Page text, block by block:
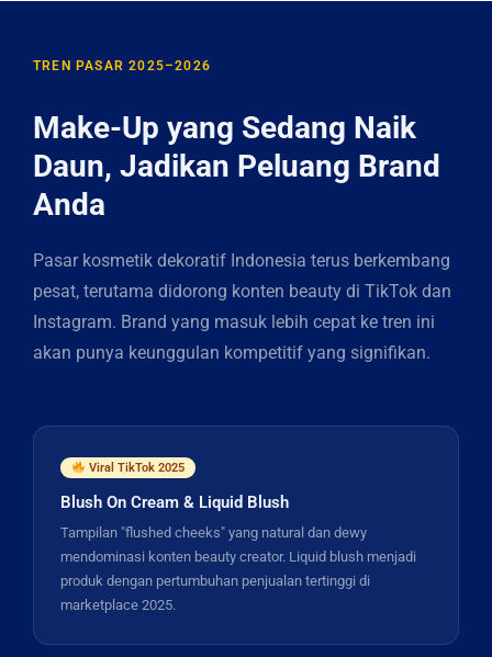
TREN PASAR 2025–2026
Make-Up yang Sedang Naik
Daun, Jadikan Peluang Brand
Anda
Pasar kosmetik dekoratif Indonesia terus berkembang
pesat, terutama didorong konten beauty di TikTok dan
Instagram. Brand yang masuk lebih cepat ke tren ini
akan punya keunggulan kompetitif yang signifikan.
Viral TikTok 2025
Blush On Cream & Liquid Blush
Tampilan "flushed cheeks" yang natural dan dewy
mendominasi konten beauty creator. Liquid blush menjadi
produk dengan pertumbuhan penjualan tertinggi di
marketplace 2025.